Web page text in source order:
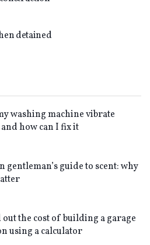
detained
washing machine vibrate
how can I fix it
gentleman’s guide to scent: why
the cost of building a garage
using a calculator